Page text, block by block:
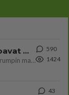
Jos SDP ei voita reilusti, persut kumoavat demokratian Suomesta
Näin tekisi ainakin Rydman seuratessaan idolinsa Trumpin mallia https://www.is.fi/politiikka/art-2000012187244.html
590
1424
43